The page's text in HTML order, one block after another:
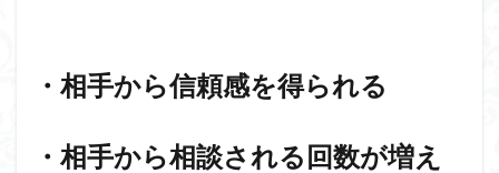
・相手から信頼感を得られる
・相手から相談される回数が増え